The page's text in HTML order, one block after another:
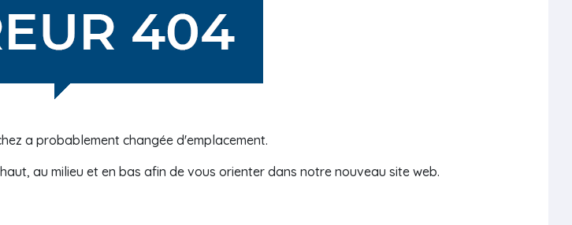
a probablement changée d'emplacement.
au milieu et en bas afin de vous orienter dans notre nouveau site web.